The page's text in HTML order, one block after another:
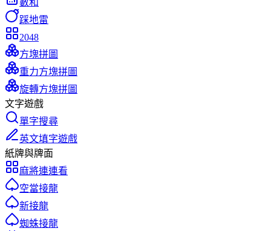
數和
踩地雷
2048
方塊拼圖
重力方塊拼圖
旋轉方塊拼圖
文字遊戲
單字搜尋
英文填字遊戲
紙牌與牌面
麻將連連看
空當接龍
新接龍
蜘蛛接龍